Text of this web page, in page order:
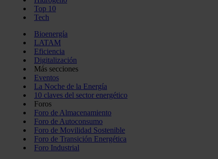
Top 10
Tech
Bioenergía
LATAM
Eficiencia
Digitalización
Más secciones
Eventos
La Noche de la Energía
10 claves del sector energético
Foros
Foro de Almacenamiento
Foro de Autoconsumo
Foro de Movilidad Sostenible
Foro de Transición Energética
Foro Industrial